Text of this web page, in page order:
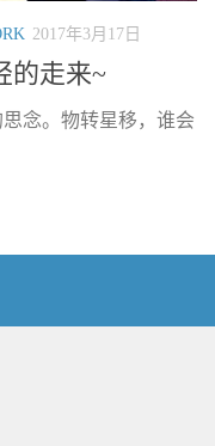
2017年3月17日
的走来~
念。物转星移，谁会